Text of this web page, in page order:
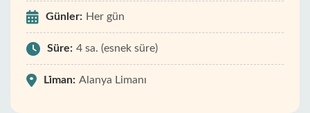
Günler: Her gün
Süre: 4 sa. (esnek süre)
Li̇man: Alanya Limanı